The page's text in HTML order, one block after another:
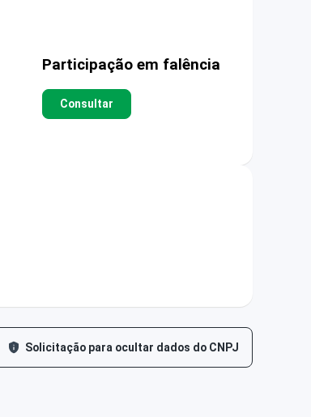
Participação em falência
Consultar
Solicitação para ocultar dados do CNPJ